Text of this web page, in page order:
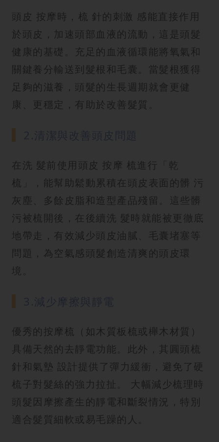
頭皮 按摩時，梳 針的刺激 感能直接作用
於頭皮，加速頭部血液的流動，這是頭髮
健康的基礎。充足的血液循環能將氧氣和
關鍵養分輸送到髮根和毛囊。當髮根獲得
足夠的滋養，頭髮的生長週期就會更健
康、更穩定，有助於改善髮質。
在洗 髮前使用頭皮 按摩 梳進行「乾
梳」，能幫助鬆動累積在頭皮表面的髒 污
灰塵、多餘皮脂和造型產品殘留。這些髒
污被梳開後，在後續洗 髮時就能被更徹底
地帶走，有效減少頭皮油膩、毛囊堵塞等
問題，為空氣感頭髮創造清爽的頭皮環
境。
優秀的按摩梳（如木質板梳或櫸木材質）
具備天然的去靜電功能。此外，其圓頭梳
針和氣墊 設計提供了彈力緩衝，避免了硬
梳子對髮絲的強力拉扯。 大幅減少梳理時
頭髮因摩擦產生的靜電和斷裂情況，特別
適合髮質細軟或易毛躁的人。